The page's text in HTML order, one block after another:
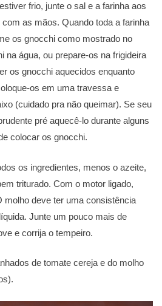
frio, junte o sal e a farinha aos
as mãos. Quando toda a farinha
os gnocchi como mostrado no
na água, ou prepare-os na frigideira
os gnocchi aquecidos enquanto
os em uma travessa e
(cuidado pra não queimar). Se seu
pré aquecê-lo durante alguns
colocar os gnocchi.
os ingredientes, menos o azeite,
triturado. Com o motor ligado,
molho deve ter uma consistência
Junte um pouco mais de
e corrija o tempeiro.
de tomate cereja e do molho